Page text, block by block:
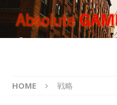
HOME 戦略